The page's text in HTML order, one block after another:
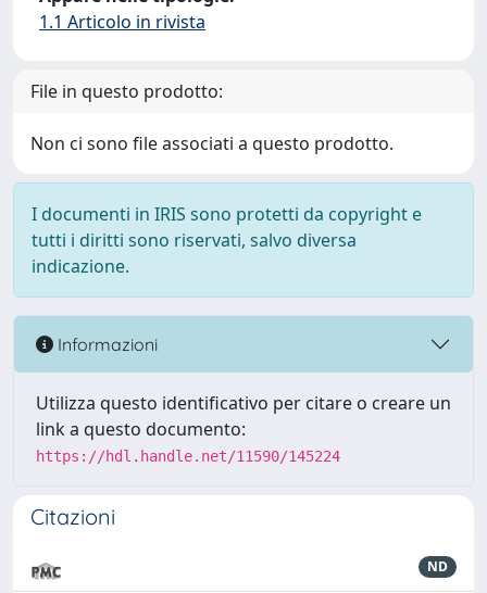
1.1 Articolo in rivista
File in questo prodotto:
Non ci sono file associati a questo prodotto.
I documenti in IRIS sono protetti da copyright e
tutti i diritti sono riservati, salvo diversa
indicazione.
Informazioni
Utilizza questo identificativo per citare o creare un
link a questo documento:
https://hdl.handle.net/11590/145224
Citazioni
ND